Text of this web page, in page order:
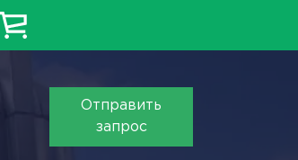
Отправить
запрос